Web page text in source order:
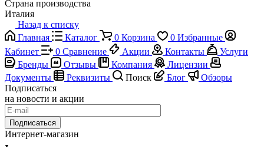
Страна производства
Италия
Назад к списку
Главная
Каталог 0 Корзина 0 Избранные
Кабинет
0 Сравнение Акции Контакты
Услуги
Бренды
Отзывы Компания
Лицензии
Документы
Реквизиты Поиск Блог
Обзоры
Подписаться
на новости и акции
Подписаться
Интернет-магазин